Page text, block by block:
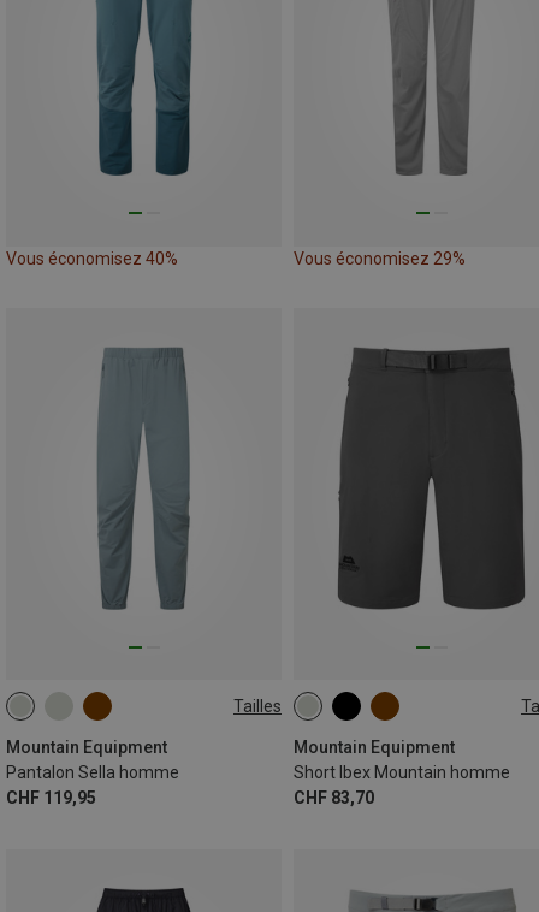
Vous économisez 40% Vous économisez 29%
Tailles
Mountain Equipment
Pantalon Sella homme
CHF 119,95
S M L
Mountain Equipment
Short Ibex Mountain homme
CHF 83,70